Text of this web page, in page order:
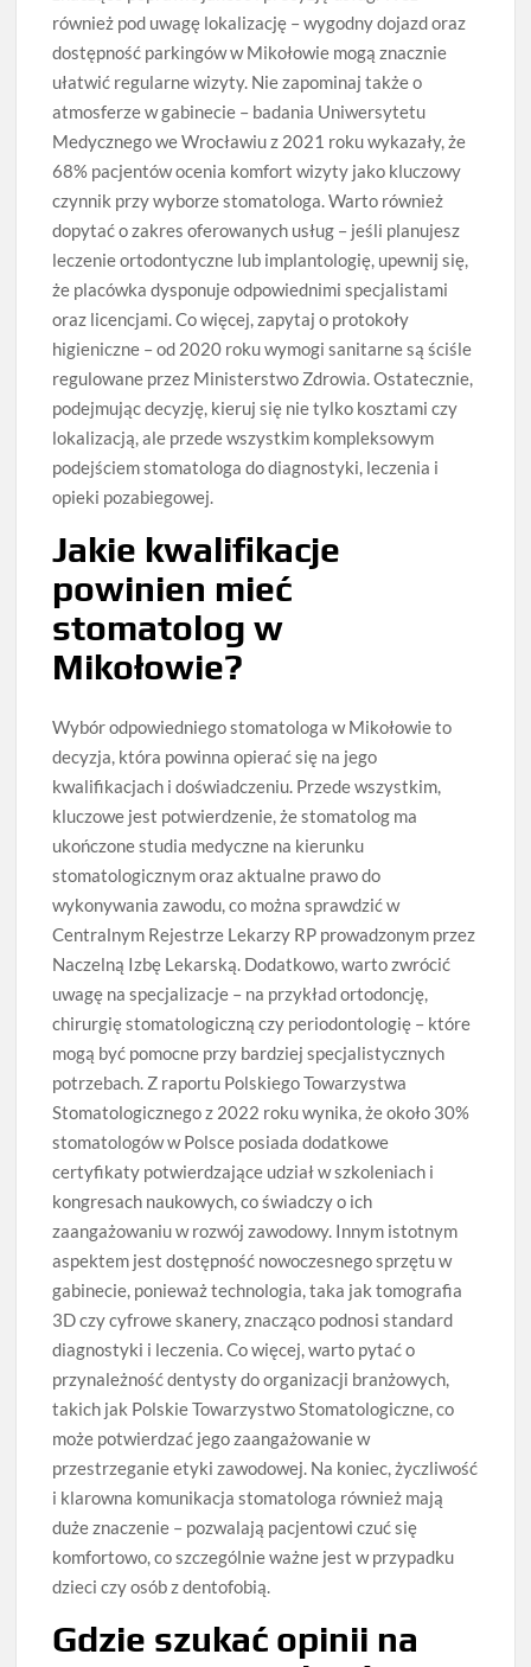
również pod uwagę lokalizację – wygodny dojazd oraz
dostępność parkingów w Mikołowie mogą znacznie
ułatwić regularne wizyty. Nie zapominaj także o
atmosferze w gabinecie – badania Uniwersytetu
Medycznego we Wrocławiu z 2021 roku wykazały, że
68% pacjentów ocenia komfort wizyty jako kluczowy
czynnik przy wyborze stomatologa. Warto również
dopytać o zakres oferowanych usług – jeśli planujesz
leczenie ortodontyczne lub implantologię, upewnij się,
że placówka dysponuje odpowiednimi specjalistami
oraz licencjami. Co więcej, zapytaj o protokoły
higieniczne – od 2020 roku wymogi sanitarne są ściśle
regulowane przez Ministerstwo Zdrowia. Ostatecznie,
podejmując decyzję, kieruj się nie tylko kosztami czy
lokalizacją, ale przede wszystkim kompleksowym
podejściem stomatologa do diagnostyki, leczenia i
opieki pozabiegowej.
Jakie kwalifikacje
powinien mieć
stomatolog w
Mikołowie?
Wybór odpowiedniego stomatologa w Mikołowie to
decyzja, która powinna opierać się na jego
kwalifikacjach i doświadczeniu. Przede wszystkim,
kluczowe jest potwierdzenie, że stomatolog ma
ukończone studia medyczne na kierunku
stomatologicznym oraz aktualne prawo do
wykonywania zawodu, co można sprawdzić w
Centralnym Rejestrze Lekarzy RP prowadzonym przez
Naczelną Izbę Lekarską. Dodatkowo, warto zwrócić
uwagę na specjalizacje – na przykład ortodoncję,
chirurgię stomatologiczną czy periodontologię – które
mogą być pomocne przy bardziej specjalistycznych
potrzebach. Z raportu Polskiego Towarzystwa
Stomatologicznego z 2022 roku wynika, że około 30%
stomatologów w Polsce posiada dodatkowe
certyfikaty potwierdzające udział w szkoleniach i
kongresach naukowych, co świadczy o ich
zaangażowaniu w rozwój zawodowy. Innym istotnym
aspektem jest dostępność nowoczesnego sprzętu w
gabinecie, ponieważ technologia, taka jak tomografia
3D czy cyfrowe skanery, znacząco podnosi standard
diagnostyki i leczenia. Co więcej, warto pytać o
przynależność dentysty do organizacji branżowych,
takich jak Polskie Towarzystwo Stomatologiczne, co
może potwierdzać jego zaangażowanie w
przestrzeganie etyki zawodowej. Na koniec, życzliwość
i klarowna komunikacja stomatologa również mają
duże znaczenie – pozwalają pacjentowi czuć się
komfortowo, co szczególnie ważne jest w przypadku
dzieci czy osób z dentofobią.
Gdzie szukać opinii na